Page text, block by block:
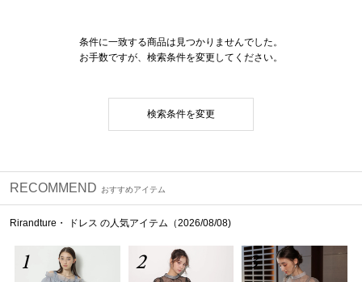
条件に一致する商品は見つかりませんでした。
お手数ですが、検索条件を変更してください。
検索条件を変更
RECOMMEND おすすめアイテム
Rirandture・ ドレス の人気アイテム（2026/08/08)
1 2 3